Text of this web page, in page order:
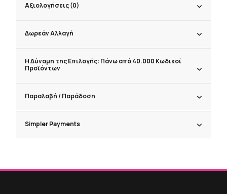
Αξιολογήσεις (0)
Δωρεάν Αλλαγή
Η Δύναμη της Επιλογής: Πάνω από 40.000 Κωδικοί
Προϊόντων
Παραλαβή / Παράδoση
Simpler Payments